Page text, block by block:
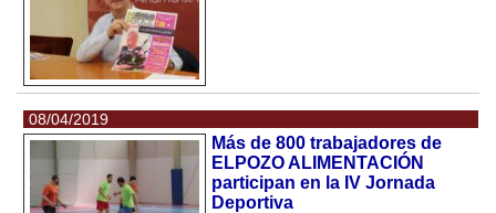
08/04/2019
Más de 800 trabajadores de
ELPOZO ALIMENTACIÓN
participan en la IV Jornada
Deportiva